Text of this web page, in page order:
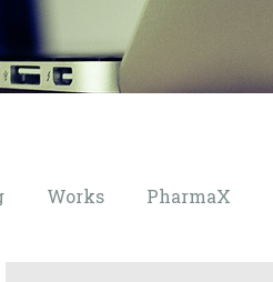
Works PharmaX